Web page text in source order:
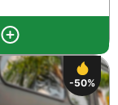
-50%